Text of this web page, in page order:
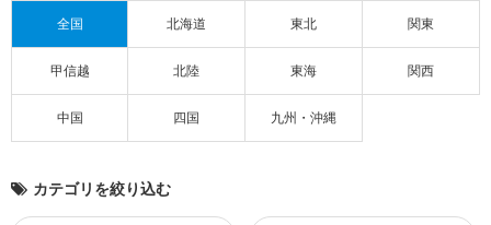
全国 北海道 東北 関東
甲信越 北陸 東海 関西
中国 四国 九州・沖縄
カテゴリを絞り込む